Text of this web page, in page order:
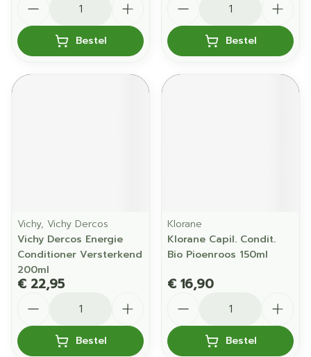
Bestel Bestel
Vichy, Vichy Dercos
Vichy Dercos Energie
Conditioner Versterkend
200ml
€ 22,95
Bestel
Klorane
Klorane Capil. Condit.
Bio Pioenroos 150ml
€ 16,90
Bestel